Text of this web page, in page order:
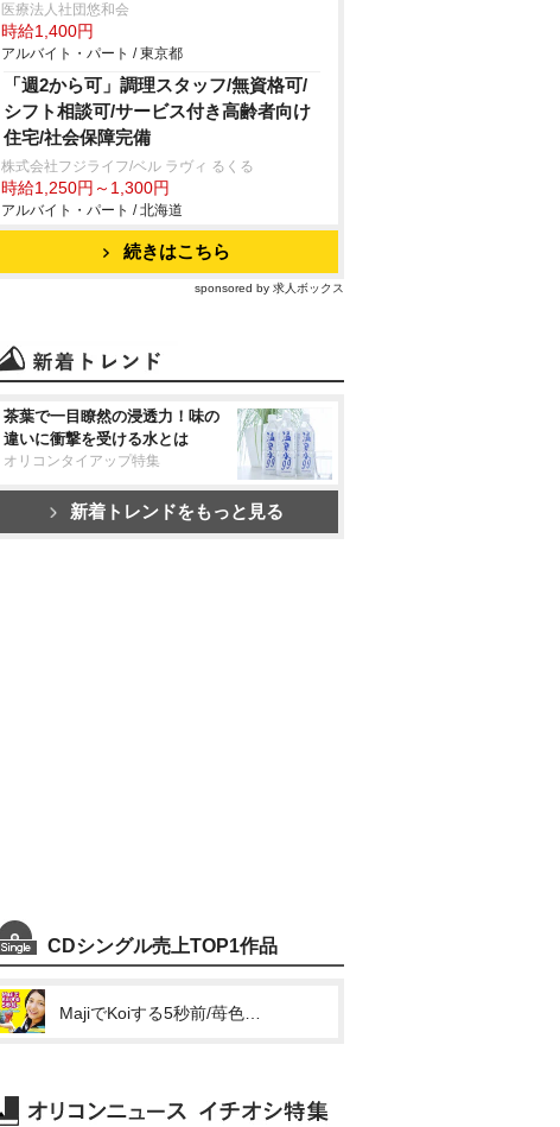
医療法人社団悠和会
時給1,400円
アルバイト・パート / 東京都
「週2から可」調理スタッフ/無資格可/
シフト相談可/サービス付き高齢者向け
住宅/社会保障完備
株式会社フジライフ/ベル ラヴィ るくる
時給1,250円～1,300円
アルバイト・パート / 北海道
続きはこちら
sponsored by 求人ボックス
茶葉で一目瞭然の浸透力！味の
違いに衝撃を受ける水とは
オリコンタイアップ特集
新着トレンドをもっと見る
CDシングル売上TOP1作品